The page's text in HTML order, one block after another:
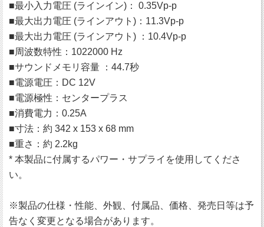
■最小入力電圧 (ラインイン)： 0.35Vp-p
■最大出力電圧 (ラインアウト)：11.3Vp-p
■最大出力電圧 (ラインアウト) ：10.4Vp-p
■周波数特性：1022000 Hz
■サウンドメモリ容量 ：44.7秒
■電源電圧：DC 12V
■電源極性：センタープラス
■消費電力：0.25А
■寸法：約 342 x 153 x 68 mm
■重さ：約 2.2kg
* 本製品に付属するパワー・サプライを使用してくださ
い。
※製品の仕様・性能、外観、付属品、価格、発売日等は予
告なく変更となる場合があります。